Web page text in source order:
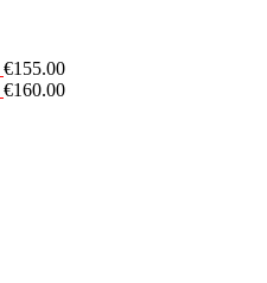
€155.00
€160.00